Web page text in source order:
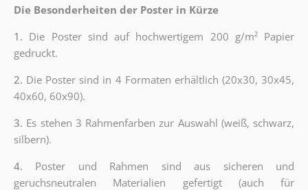
Die Besonderheiten der Poster in Kürze
1. Die Poster sind auf hochwertigem 200 g/m² Papier
gedruckt.
2. Die Poster sind in 4 Formaten erhältlich (20x30, 30x45,
40x60, 60x90).
3. Es stehen 3 Rahmenfarben zur Auswahl (weiß, schwarz,
silbern).
4. Poster und Rahmen sind aus sicheren und
geruchsneutralen Materialien gefertigt (auch für